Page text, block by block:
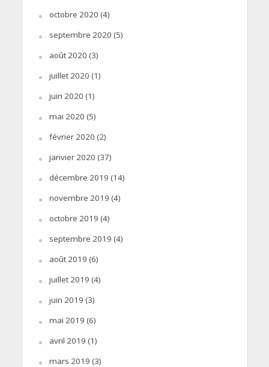
octobre 2020 (4)
septembre 2020 (5)
août 2020 (3)
juillet 2020 (1)
juin 2020 (1)
mai 2020 (5)
février 2020 (2)
janvier 2020 (37)
décembre 2019 (14)
novembre 2019 (4)
octobre 2019 (4)
septembre 2019 (4)
août 2019 (6)
juillet 2019 (4)
juin 2019 (3)
mai 2019 (6)
avril 2019 (1)
mars 2019 (3)